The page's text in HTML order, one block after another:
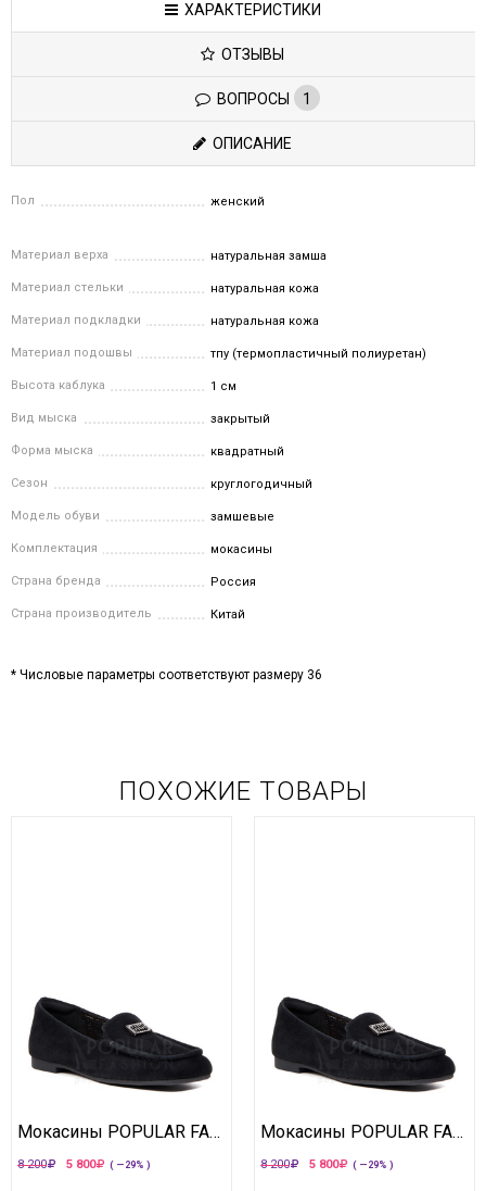
ХАРАКТЕРИСТИКИ
ОТЗЫВЫ
ВОПРОСЫ 1
ОПИСАНИЕ
Пол женский
Материал верха натуральная замша
Материал стельки натуральная кожа
Материал подкладки натуральная кожа
Материал подошвы тпу (термопластичный полиуретан)
Высота каблука 1 см
Вид мыска закрытый
Форма мыска квадратный
Сезон круглогодичный
Модель обуви замшевые
Комплектация мокасины
Страна бренда Россия
Страна производитель Китай
* Числовые параметры соответствуют размеру 36
ПОХОЖИЕ ТОВАРЫ
Мокасины POPULAR FASHION
8 200 5 800 ( —29% )
Мокасины POPULAR FASHION
8 200 5 800 ( —29% )